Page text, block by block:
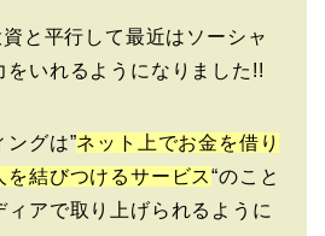
と平行して最近はソーシャ
をいれるようになりました!!
ングは”ネット上でお金を借り
を結びつけるサービス“のこと
ィアで取り上げられるように